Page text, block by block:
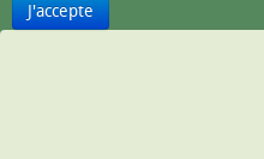
J'accepte